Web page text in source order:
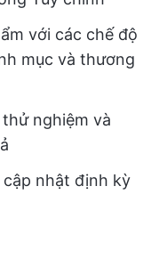
với các chế độ
mục và thương
nghiệm và
nhật định kỳ